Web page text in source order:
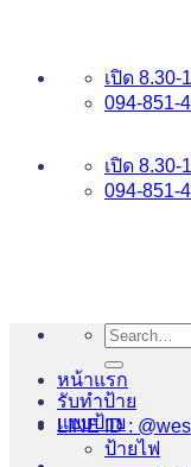
เปิด 8.30-
094-851-
เปิด 8.30-
094-851-
LINE ID :
Search
for:
หน้าแรก
รับทำป้าย
แบบป้าย
ป้ายไฟ